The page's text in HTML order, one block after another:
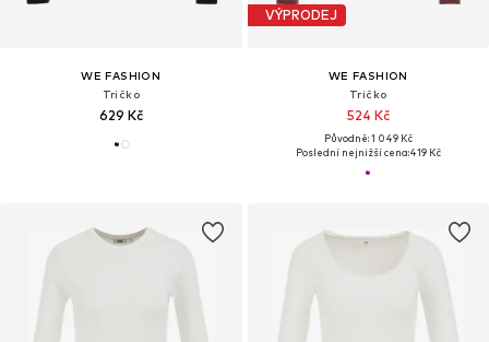
WE FASHION
Tričko
629 Kč
VÝPRODEJ
WE FASHION
Tričko
524 Kč
Původně: 1 049 Kč
Poslední nejnižší cena:419 Kč